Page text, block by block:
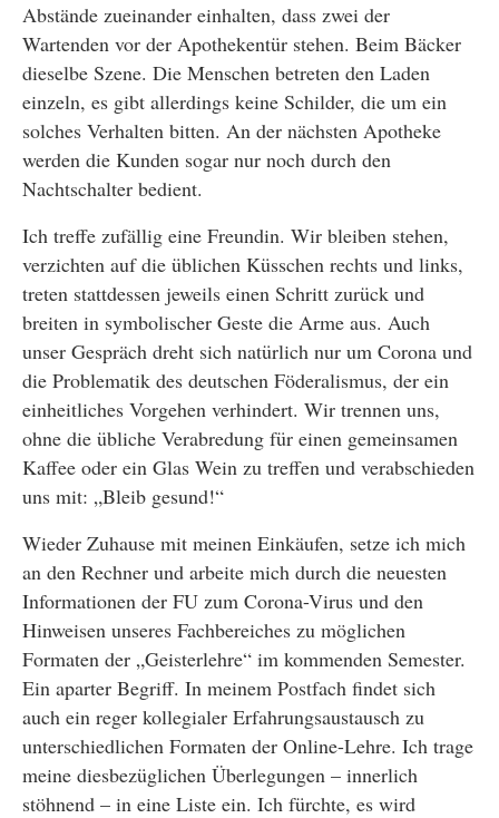
Abstände zueinander einhalten, dass zwei der
Wartenden vor der Apothekentür stehen. Beim Bäcker
dieselbe Szene. Die Menschen betreten den Laden
einzeln, es gibt allerdings keine Schilder, die um ein
solches Verhalten bitten. An der nächsten Apotheke
werden die Kunden sogar nur noch durch den
Nachtschalter bedient.
Ich treffe zufällig eine Freundin. Wir bleiben stehen,
verzichten auf die üblichen Küsschen rechts und links,
treten stattdessen jeweils einen Schritt zurück und
breiten in symbolischer Geste die Arme aus. Auch
unser Gespräch dreht sich natürlich nur um Corona und
die Problematik des deutschen Föderalismus, der ein
einheitliches Vorgehen verhindert. Wir trennen uns,
ohne die übliche Verabredung für einen gemeinsamen
Kaffee oder ein Glas Wein zu treffen und verabschieden
uns mit: „Bleib gesund!“
Wieder Zuhause mit meinen Einkäufen, setze ich mich
an den Rechner und arbeite mich durch die neuesten
Informationen der FU zum Corona-Virus und den
Hinweisen unseres Fachbereiches zu möglichen
Formaten der „Geisterlehre“ im kommenden Semester.
Ein aparter Begriff. In meinem Postfach findet sich
auch ein reger kollegialer Erfahrungsaustausch zu
unterschiedlichen Formaten der Online-Lehre. Ich trage
meine diesbezüglichen Überlegungen – innerlich
stöhnend – in eine Liste ein. Ich fürchte, es wird